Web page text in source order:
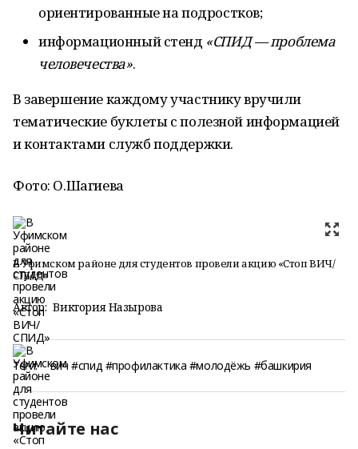
ориентированные на подростков;
информационный стенд «СПИД — проблема
человечества».
В завершение каждому участнику вручили
тематические буклеты с полезной информацией
и контактами служб поддержки.
Фото: О.Шагиева
В Уфимском районе для студентов провели акцию «Стоп ВИЧ/
СПИД»
Автор: Виктория Назырова
Теги: вич #спид #профилактика #молодёжь #башкирия
Читайте нас